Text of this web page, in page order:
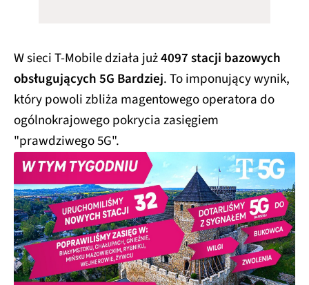
W sieci T-Mobile działa już4097 stacji bazowych
obsługujących 5G Bardziej. To imponujący wynik,
który powoli zbliża magentowego operatora do
ogólnokrajowego pokrycia zasięgiem
"prawdziwego 5G".